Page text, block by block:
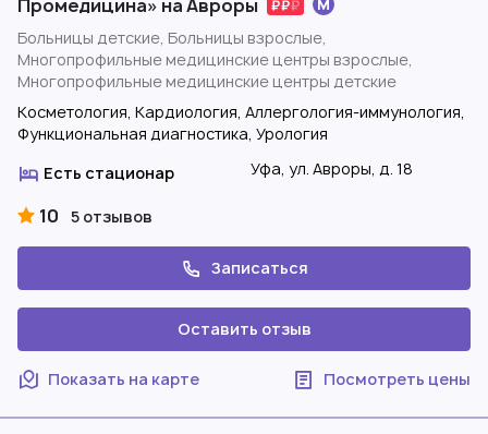
Промедицина» на Авроры
Больницы детские, Больницы взрослые,
Многопрофильные медицинские центры взрослые,
Многопрофильные медицинские центры детские
Косметология, Кардиология, Аллергология-иммунология,
Функциональная диагностика, Урология
Есть стационар
Уфа, ул. Авроры, д. 18
10 5 отзывов
Записаться
Оставить отзыв
Показать на карте Посмотреть цены